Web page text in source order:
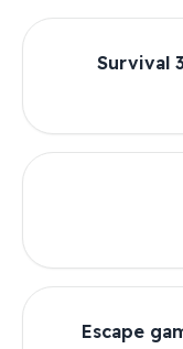
Survival
Escape